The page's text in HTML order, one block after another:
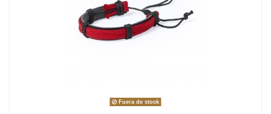
Fuera de stock